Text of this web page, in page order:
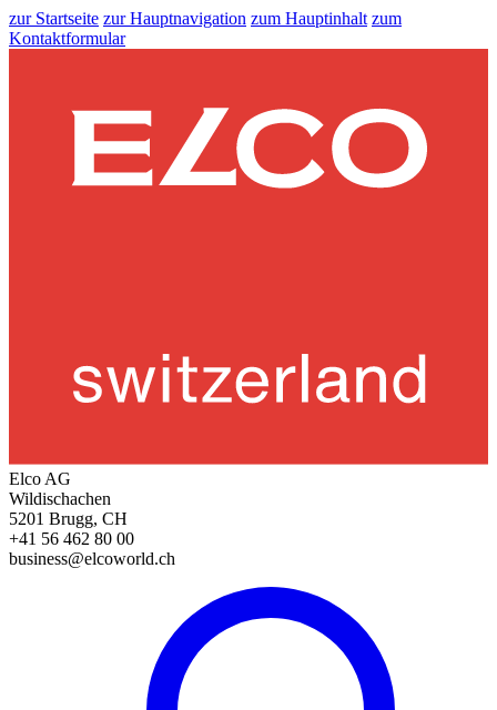
zur Startseite zur Hauptnavigation zum Hauptinhalt zum
Kontaktformular
Elco AG
Wildischachen
5201 Brugg, CH
+41 56 462 80 00
business@elcoworld.ch